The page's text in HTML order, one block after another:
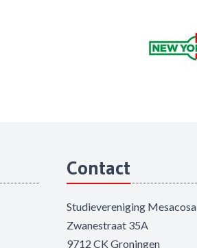
Contact
Studievereniging Mesacosa
Zwanestraat 35A
9712 CK Groningen